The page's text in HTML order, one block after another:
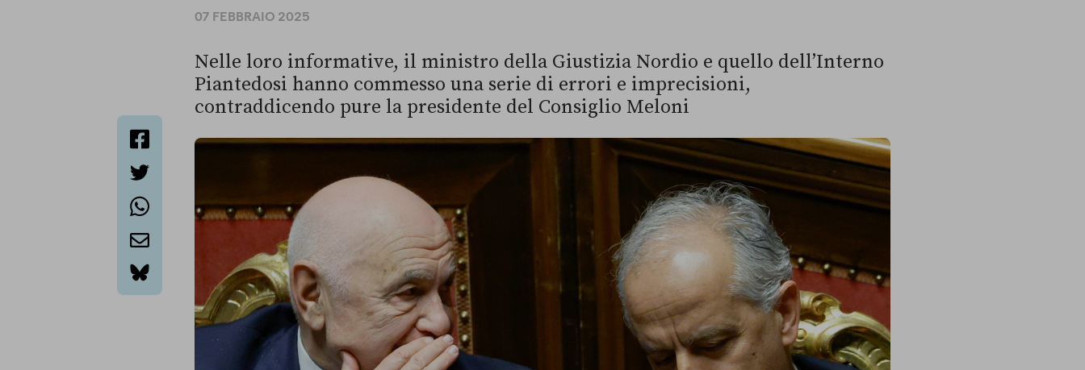
07 FEBBRAIO 2025
bluesky
Nelle loro informative, il ministro della Giustizia Nordio e quello dell’Interno
Piantedosi hanno commesso una serie di errori e imprecisioni,
contraddicendo pure la presidente del Consiglio Meloni